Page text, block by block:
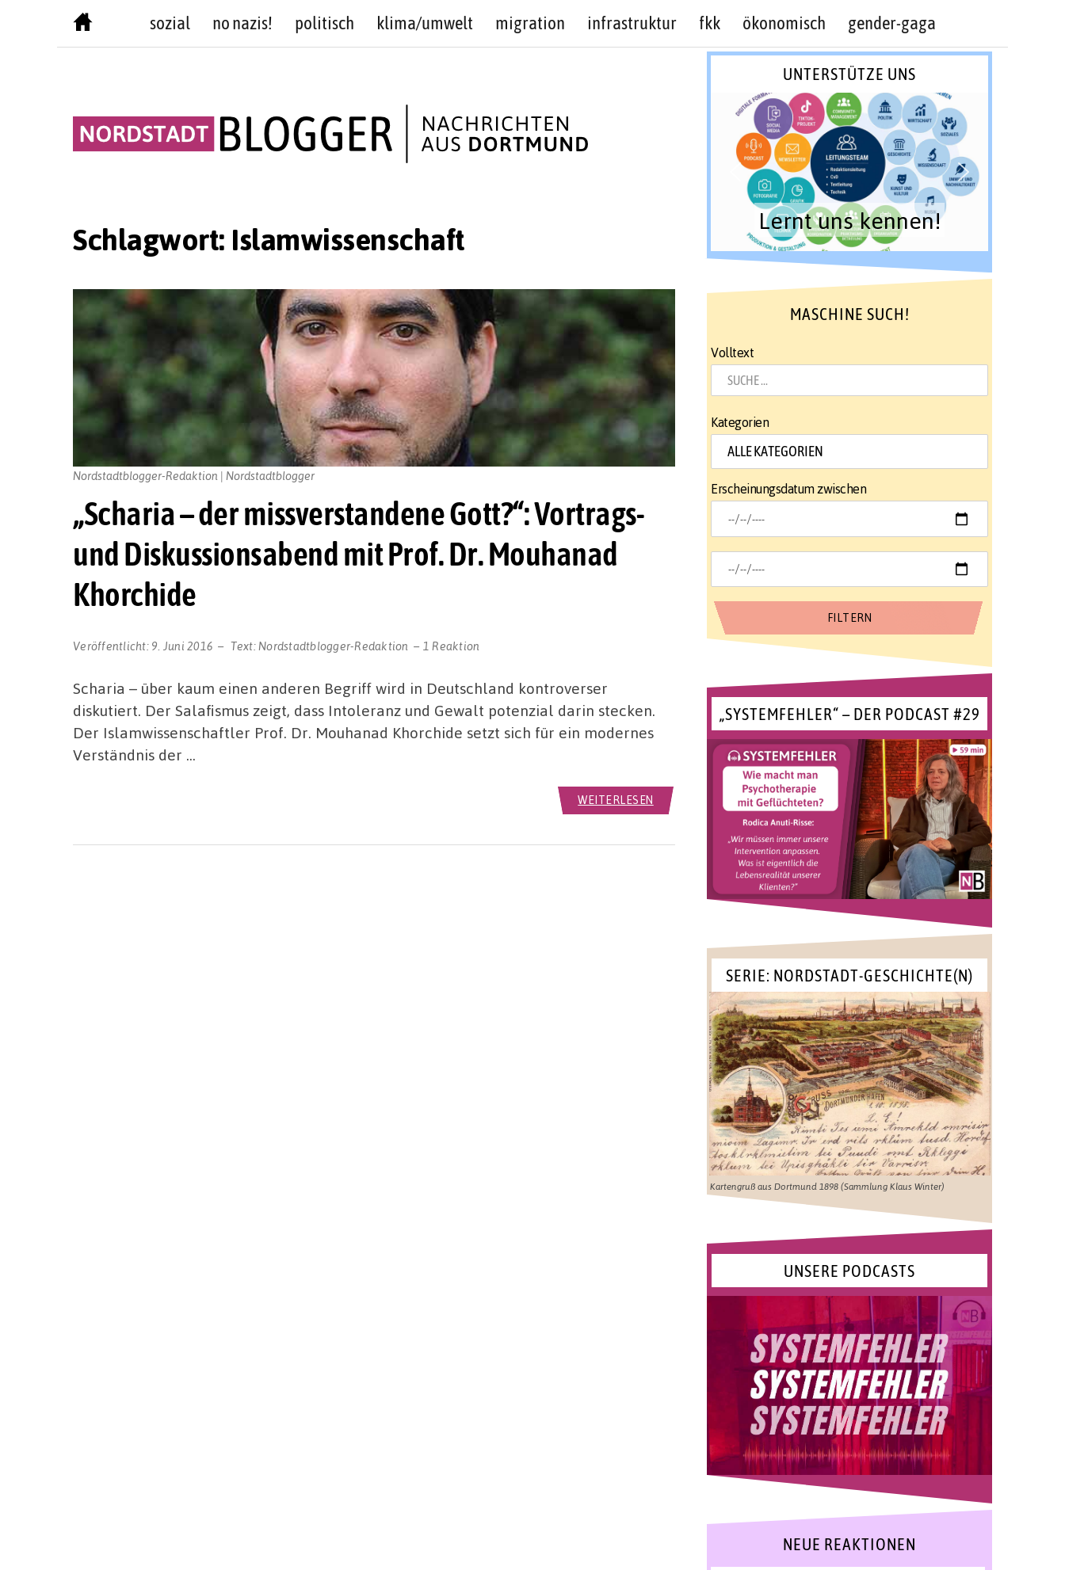
sozial no nazis! politisch klima/umwelt migration infrastruktur fkk ökonomisch gender-gaga
Schlagwort: Islamwissenschaft
„Scharia – der missverstandene Gott?“: Vortrags-
und Diskussionsabend mit Prof. Dr. Mouhanad
Khorchide
Veröffentlicht: 9. Juni 2016 Text: Nordstadtblogger-Redaktion 1 Reaktion
Nordstadtblogger-Redaktion | Nordstadtblogger
Scharia – über kaum einen anderen Begriff wird in Deutschland kontroverser
diskutiert. Der Salafismus zeigt, dass Intoleranz und Gewalt potenzial darin stecken.
Der Islamwissenschaftler Prof. Dr. Mouhanad Khorchide setzt sich für ein modernes
Verständnis der …
WEITERLESEN
UNTERSTÜTZE UNS
Lernt uns kennen!
MASCHINE SUCH!
Volltext
Kategorien
Erscheinungsdatum zwischen
„SYSTEMFEHLER“ – DER PODCAST #29
SERIE: NORDSTADT-GESCHICHTE(N)
Kartengruß aus Dortmund 1898 (Sammlung Klaus Winter)
UNSERE PODCASTS
NEUE REAKTIONEN